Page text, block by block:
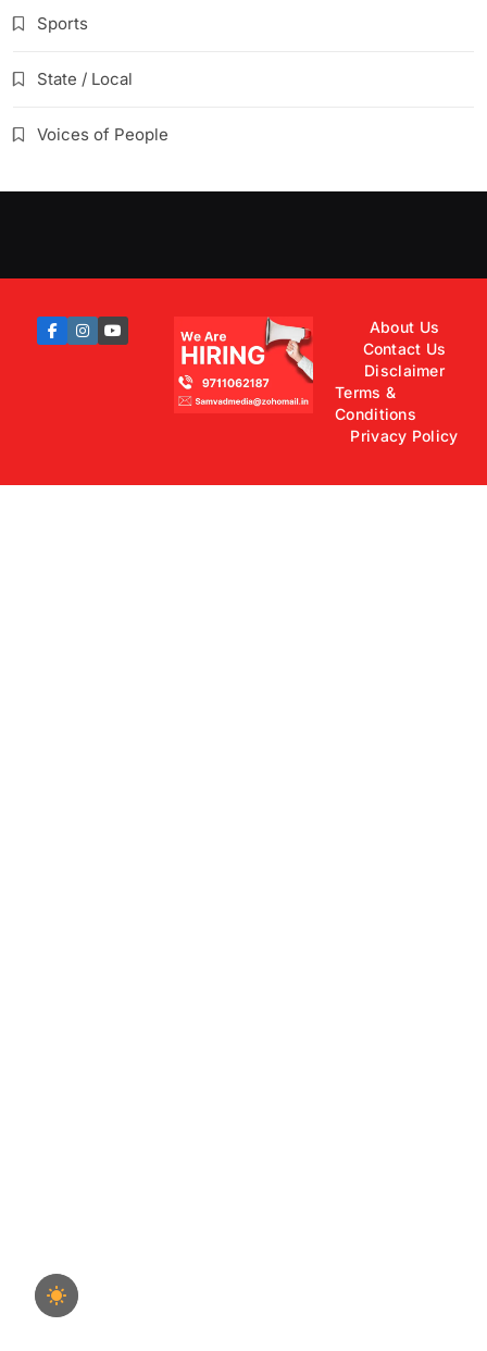
Sports
State / Local
Voices of People
About Us
Contact Us
Disclaimer
Terms &
Conditions
Privacy Policy